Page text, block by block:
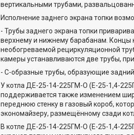
вертикальными трубами,
Исполнение заднего экрана топки
- Трубы заднего экрана топки
верхнему и нижнему барабанам. Концы
необогреваемой рециркуляционной
камеры устанавливаются две трубы,
- С-образные трубы, образующие
У котла ДЕ-25-14-225ГМ-О (Е-25-1,4-
поддерживается также изменением
переднюю стенку в газовый короб,
экономайзеру, размещённому сзади
В котле ДЕ-25-14-225ГМ-О (Е-25-1,4-